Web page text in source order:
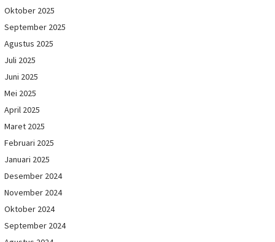
Oktober 2025
September 2025
Agustus 2025
Juli 2025
Juni 2025
Mei 2025
April 2025
Maret 2025
Februari 2025
Januari 2025
Desember 2024
November 2024
Oktober 2024
September 2024